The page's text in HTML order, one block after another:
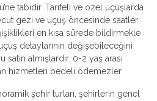
tabidir. Tarifeli ve özel uçuşlarda
gezi ve uçuş öncesinde saatler
en kısa sürede bildirmekle
detaylarının değişebileceğini
almışlardır. 0-2 yaş arası
hizmetleri bedeli ödemezler.
şehir turları, şehirlerin genel